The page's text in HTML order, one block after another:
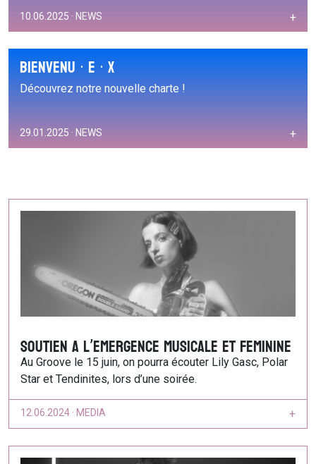
10.06.2025 · NEWS +
BIENVENU · E · X
Découvrez notre nouvelle charte !
29.01.2025 · NEWS +
SOUTIEN a L’eMERGENCE MUSICALE ET FeMININE
Au Groove le 15 juin, on pourra écouter Lily Gasc, Polar
Star et Tendinites, lors d’une soirée.
12.06.2024 · MEDIA +